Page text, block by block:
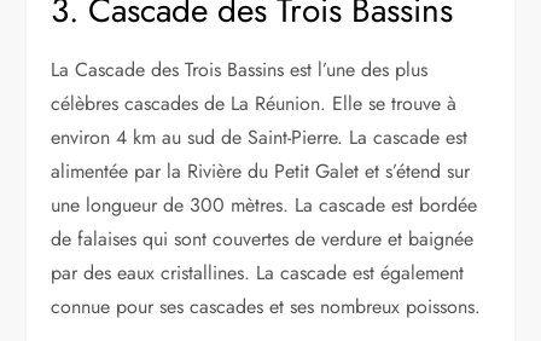
3. Cascade des Trois Bassins
La Cascade des Trois Bassins est l’une des plus
célèbres cascades de La Réunion. Elle se trouve à
environ 4 km au sud de Saint-Pierre. La cascade est
alimentée par la Rivière du Petit Galet et s’étend sur
une longueur de 300 mètres. La cascade est bordée
de falaises qui sont couvertes de verdure et baignée
par des eaux cristallines. La cascade est également
connue pour ses cascades et ses nombreux poissons.